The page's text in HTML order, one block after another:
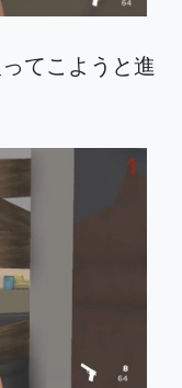
てこようと進